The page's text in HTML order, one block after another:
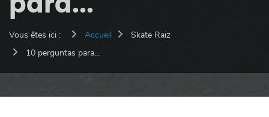
Vous êtes ici : Accueil
Skate Raiz
10 perguntas para...